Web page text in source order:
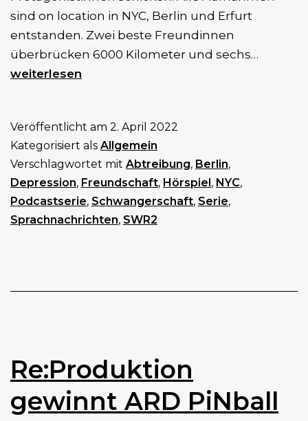
sind on location in NYC, Berlin und Erfurt
entstanden. Zwei beste Freundinnen
überbrücken 6000 Kilometer und sechs…
weiterlesen
Veröffentlicht am 2. April 2022
Kategorisiert als Allgemein
Verschlagwortet mit Abtreibung, Berlin,
Depression, Freundschaft, Hörspiel, NYC,
Podcastserie, Schwangerschaft, Serie,
Sprachnachrichten, SWR2
Re:Produktion
gewinnt ARD PiNball